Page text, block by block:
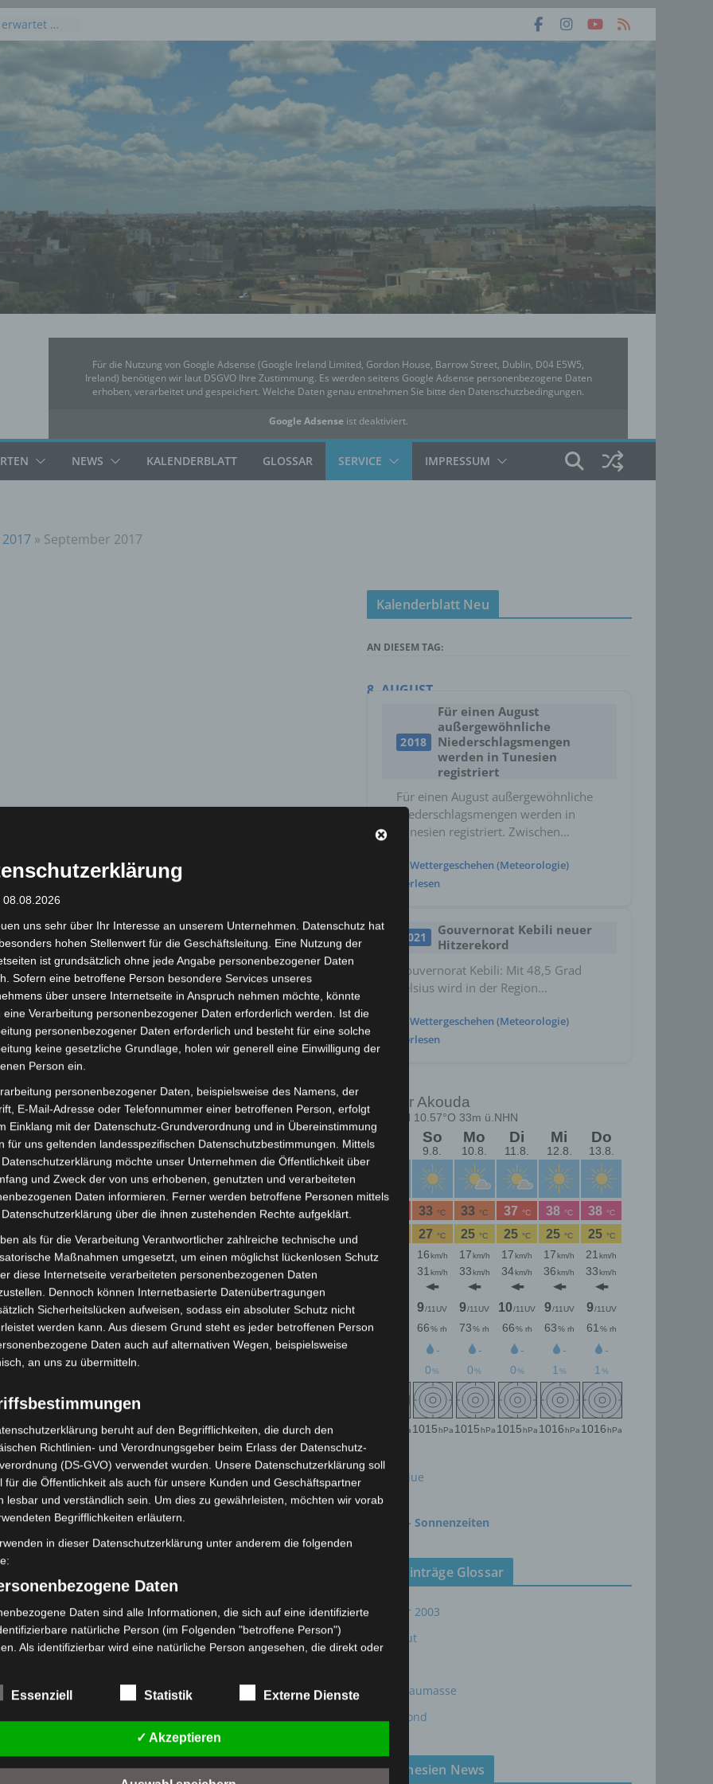
erwartet …
2026
2026
Juli 2026 an
Osten und
für
Juli 2026
Für die Nutzung von Google Adsense (Google Ireland Limited, Gordon House, Barrow Street, Dublin, D04 E5W5,
Ireland) benötigen wir laut DSGVO Ihre Zustimmung. Es werden seitens Google Adsense personenbezogene Daten
erhoben, verarbeitet und gespeichert. Welche Daten genau entnehmen Sie bitte den Datenschutzbedingungen.
Google Adsenseist deaktiviert.
✓ Erlauben Datenschutzbedingungen
NEWS KALENDERBLATT GLOSSAR SERVICE IMPRESSUM
» September 2017
Kalenderblatt Neu
AN DIESEM TAG:
8. AUGUST
2018
Für einen August
außergewöhnliche
Niederschlagsmengen
werden in Tunesien
registriert
Für einen August außergewöhnliche
Niederschlagsmengen werden in
Tunesien registriert. Zwischen…
Wettergeschehen (Meteorologie)
Weiterlesen
2021
Gouvernorat Kebili neuer
Hitzerekord
Gouvernorat Kebili: Mit 48,5 Grad
Celsius wird in der Region…
Wettergeschehen (Meteorologie)
Weiterlesen
meteoblue
time.is - Sonnenzeiten
Neueinträge Glossar
Sommer 2003
Sturmflut
24P/Schaumasse
Wolfsmond
Tunesien News
08.08.2026
uns sehr über Ihr Interesse an unserem Unternehmen. Datenschutz hat
hohen Stellenwert für die Geschäftsleitung. Eine Nutzung der
ist grundsätzlich ohne jede Angabe personenbezogener Daten
Sofern eine betroffene Person besondere Services unseres
über unsere Internetseite in Anspruch nehmen möchte, könnte
eine Verarbeitung personenbezogener Daten erforderlich werden. Ist die
personenbezogener Daten erforderlich und besteht für eine solche
keine gesetzliche Grundlage, holen wir generell eine Einwilligung der
Person ein.
personenbezogener Daten, beispielsweise des Namens, der
E-Mail-Adresse oder Telefonnummer einer betroffenen Person, erfolgt
Einklang mit der Datenschutz-Grundverordnung und in Übereinstimmung
für uns geltenden landesspezifischen Datenschutzbestimmungen. Mittels
möchte unser Unternehmen die Öffentlichkeit über
und Zweck der von uns erhobenen, genutzten und verarbeiteten
Daten informieren. Ferner werden betroffene Personen mittels
über die ihnen zustehenden Rechte aufgeklärt.
als für die Verarbeitung Verantwortlicher zahlreiche technische und
Maßnahmen umgesetzt, um einen möglichst lückenlosen Schutz
diese Internetseite verarbeiteten personenbezogenen Daten
Dennoch können Internetbasierte Datenübertragungen
Sicherheitslücken aufweisen, sodass ein absoluter Schutz nicht
werden kann. Aus diesem Grund steht es jeder betroffenen Person
Daten auch auf alternativen Wegen, beispielsweise
an uns zu übermitteln.
beruht auf den Begrifflichkeiten, die durch den
Richtlinien- und Verordnungsgeber beim Erlass der Datenschutz-
(DS-GVO) verwendet wurden. Unsere Datenschutzerklärung soll
für die Öffentlichkeit als auch für unsere Kunden und Geschäftspartner
lesbar und verständlich sein. Um dies zu gewährleisten, möchten wir vorab
Begrifflichkeiten erläutern.
in dieser Datenschutzerklärung unter anderem die folgenden
Daten
Daten sind alle Informationen, die sich auf eine identifizierte
natürliche Person (im Folgenden "betroffene Person")
Als identifizierbar wird eine natürliche Person angesehen, die direkt oder
zu Standortdaten, zu einer Online-Kennung oder zu einem
besonderen Merkmalen, die Ausdruck der physischen,
Identität dieser natürlichen Person sind, identifiziert werden kann.
Person
Essenziell Statistik Externe Dienste
✓ Akzeptieren